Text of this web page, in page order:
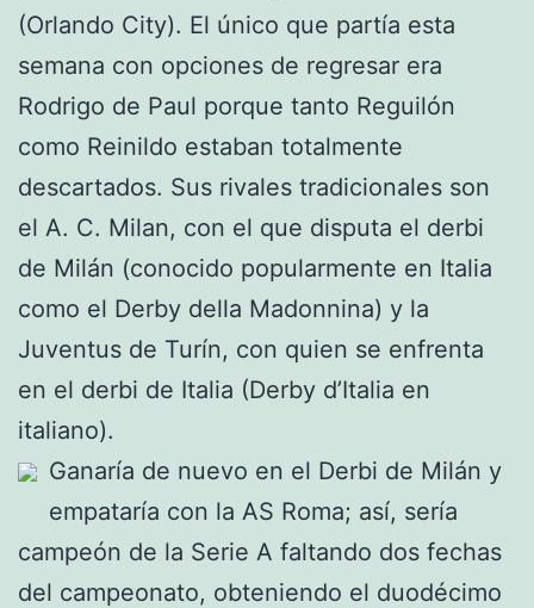
(Orlando City). El único que partía esta
semana con opciones de regresar era
Rodrigo de Paul porque tanto Reguilón
como Reinildo estaban totalmente
descartados. Sus rivales tradicionales son
el A. C. Milan, con el que disputa el derbi
de Milán (conocido popularmente en Italia
como el Derby della Madonnina) y la
Juventus de Turín, con quien se enfrenta
en el derbi de Italia (Derby d’Italia en
italiano).
Ganaría de nuevo en el Derbi de Milán y
empataría con la AS Roma; así, sería
campeón de la Serie A faltando dos fechas
del campeonato, obteniendo el duodécimo